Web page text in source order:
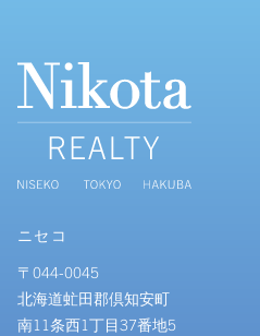
ニセコ
〒044-0045
北海道虻田郡倶知安町
南11条西1丁目37番地5